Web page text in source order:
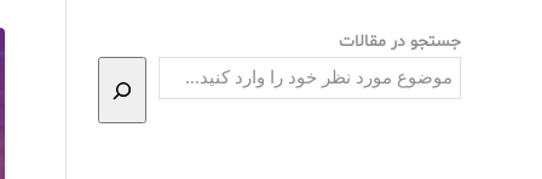
جستجو در مقالات